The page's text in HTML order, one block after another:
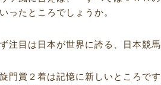
ったところでしょうか。
注目は日本が世界に誇る、日本競
門賞２着は記憶に新しいところで